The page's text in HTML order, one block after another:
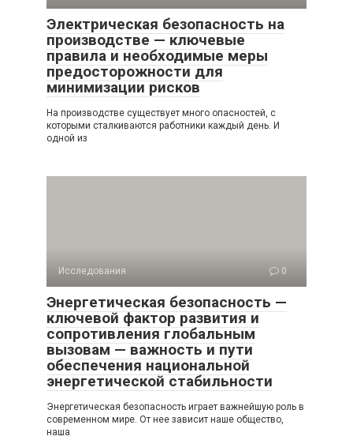
Электрическая безопасность на
производстве — ключевые
правила и необходимые меры
предосторожности для
минимизации рисков
На производстве существует много опасностей, с
которыми сталкиваются работники каждый день. И
одной из
Исследования 0
Энергетическая безопасность —
ключевой фактор развития и
сопротивления глобальным
вызовам — важность и пути
обеспечения национальной
энергетической стабильности
Энергетическая безопасность играет важнейшую роль в
современном мире. От нее зависит наше общество,
наша